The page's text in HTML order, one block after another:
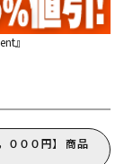
』
０００円】 商品